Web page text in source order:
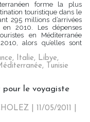
forme la plus
touristique dans le
295 millions d’arrivées
en 2010. Les dépenses
en Méditerranée
alors qu’elles sont
, Italie, Libye,
, Tunisie
pour le voyagiste
| 11/05/2011